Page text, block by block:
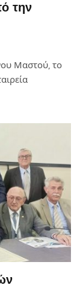
την
Μαστού, το